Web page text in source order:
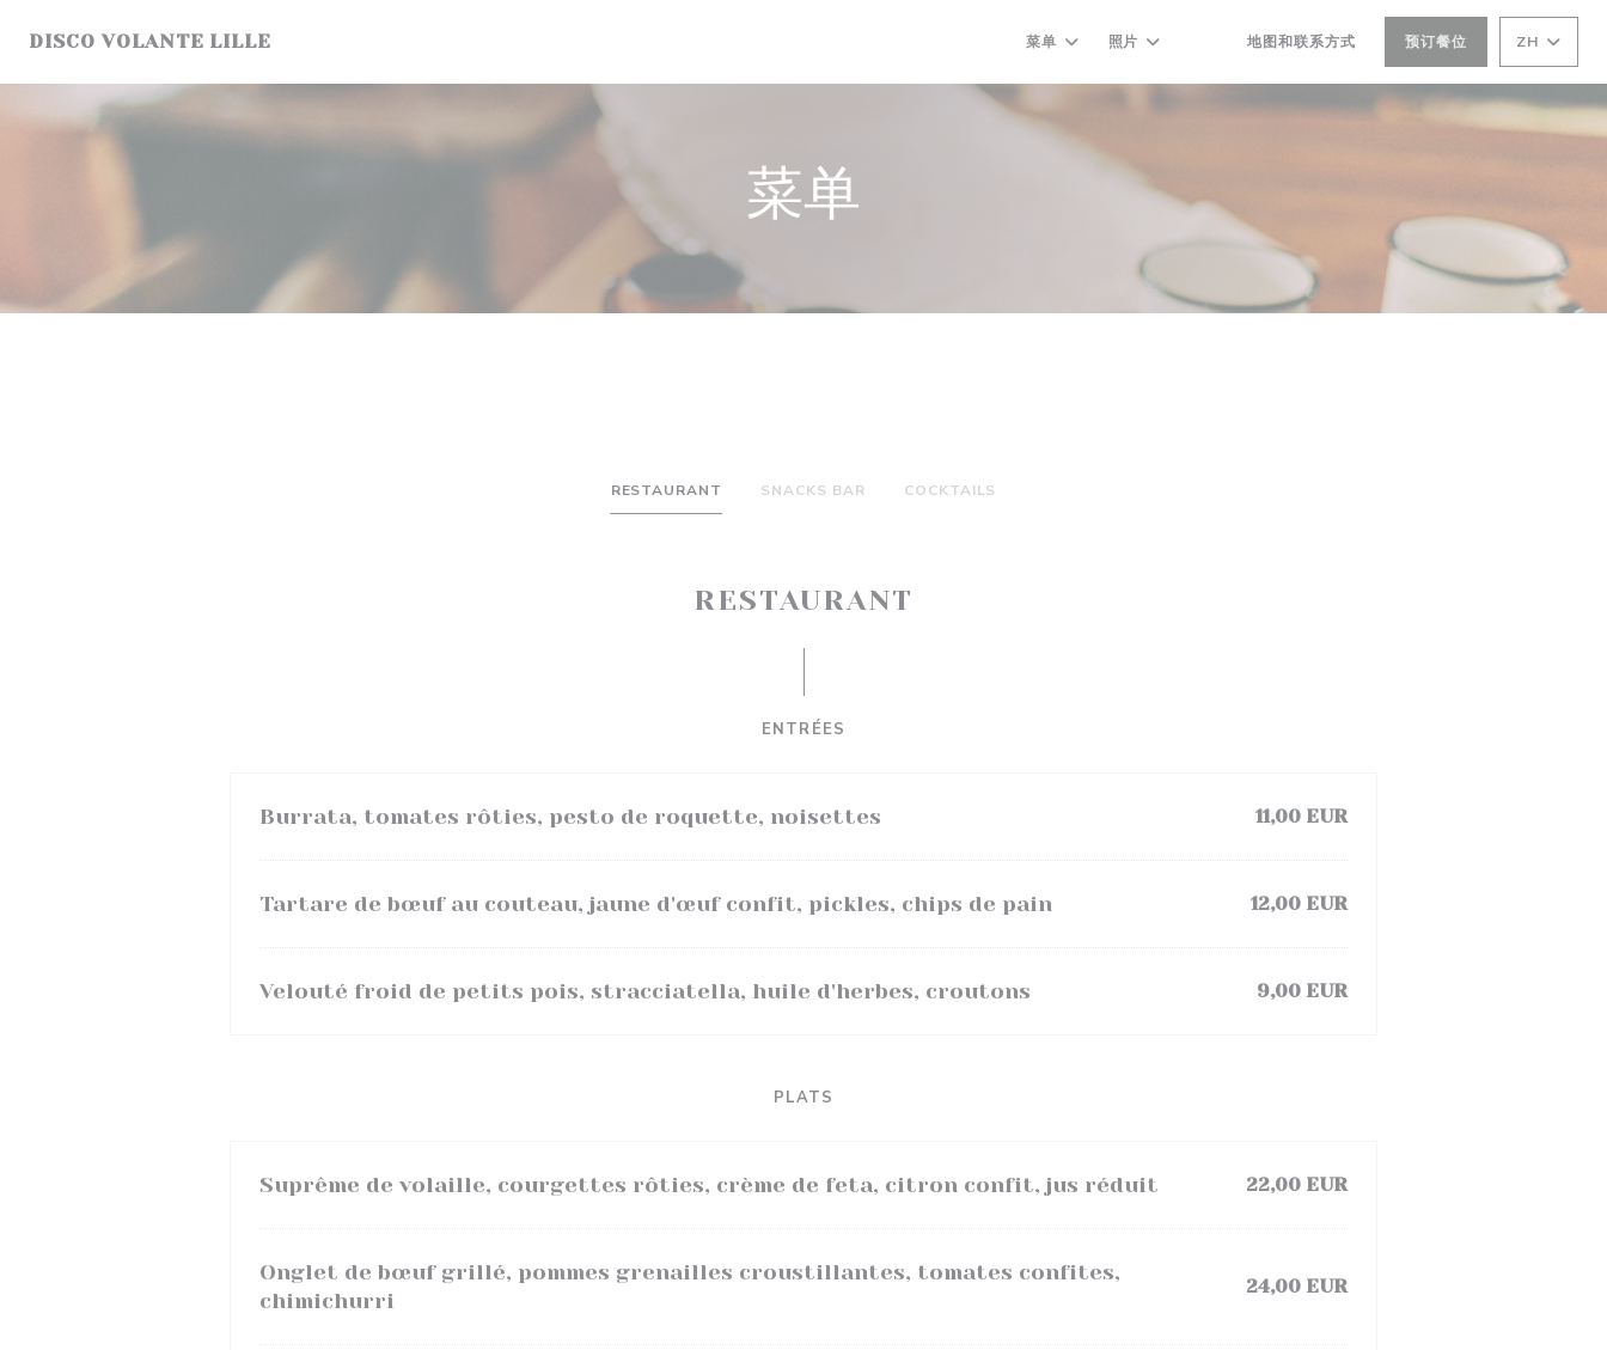
DISCO VOLANTE LILLE 菜单 照片
((在新窗口中打开))
((在新窗口中打开))
地图和联系方式 预订餐位 ZH
菜单
RESTAURANT SNACKS BAR COCKTAILS
RESTAURANT
ENTRÉES
Burrata, tomates rôties, pesto de roquette, noisettes 11,00 EUR
Tartare de bœuf au couteau, jaune d'œuf confit, pickles, chips de pain 12,00 EUR
Velouté froid de petits pois, stracciatella, huile d'herbes, croutons 9,00 EUR
PLATS
Suprême de volaille, courgettes rôties, crème de feta, citron confit, jus réduit 22,00 EUR
Onglet de bœuf grillé, pommes grenailles croustillantes, tomates confites,
chimichurri
24,00 EUR